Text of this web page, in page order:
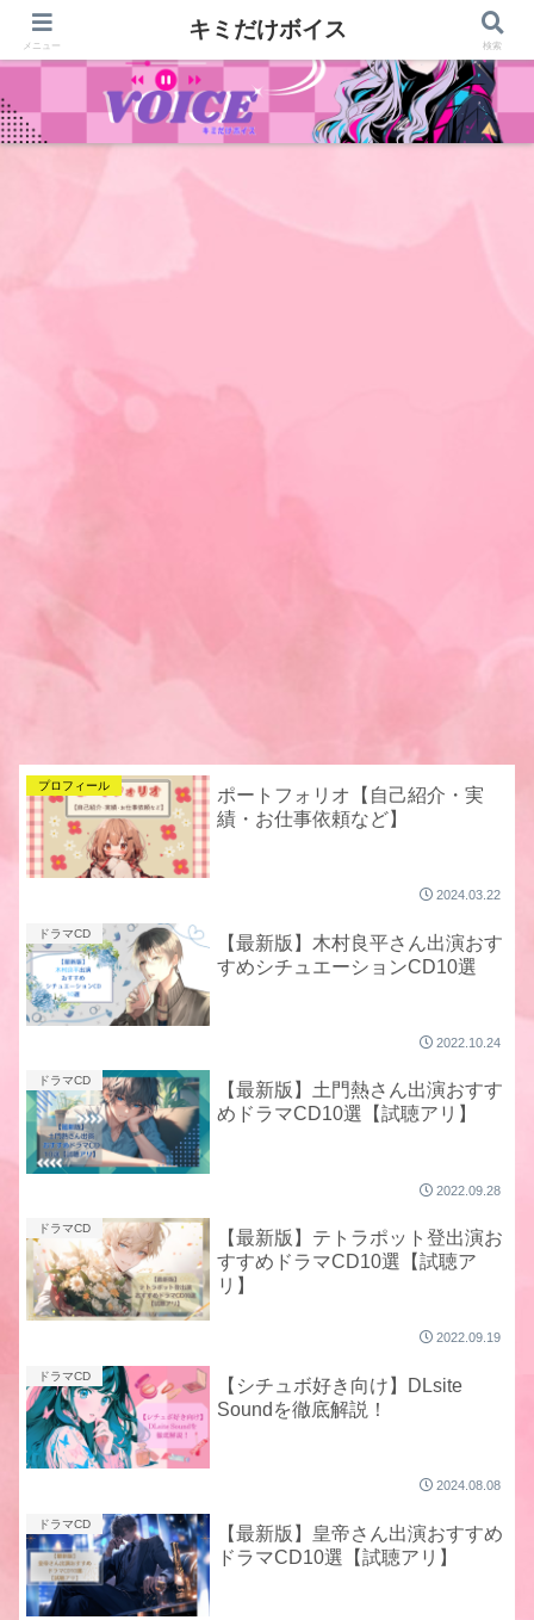
プロフィール
ポートフォリオ【自己紹介・実
績・お仕事依頼など】
2024.03.22
ドラマCD
【最新版】木村良平さん出演おす
すめシチュエーションCD10選
2022.10.24
ドラマCD
【最新版】土門熱さん出演おすす
めドラマCD10選【試聴アリ】
2022.09.28
ドラマCD
【最新版】テトラポット登出演お
すすめドラマCD10選【試聴ア
リ】
2022.09.19
ドラマCD
【シチュボ好き向け】DLsite
Soundを徹底解説！
2024.08.08
ドラマCD
【最新版】皇帝さん出演おすすめ
ドラマCD10選【試聴アリ】
メニュー
キミだけボイス
検索